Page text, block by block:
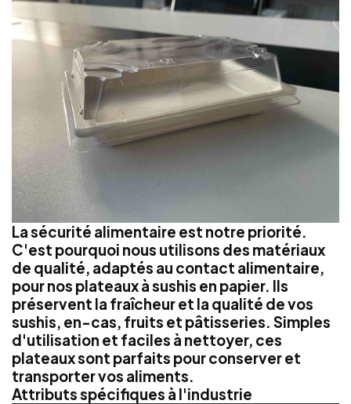
La sécurité alimentaire est notre priorité.
C'est pourquoi nous utilisons des matériaux
de qualité, adaptés au contact alimentaire,
pour nos plateaux à sushis en papier. Ils
préservent la fraîcheur et la qualité de vos
sushis, en-cas, fruits et pâtisseries. Simples
d'utilisation et faciles à nettoyer, ces
plateaux sont parfaits pour conserver et
transporter vos aliments.
Attributs spécifiques à l'industrie